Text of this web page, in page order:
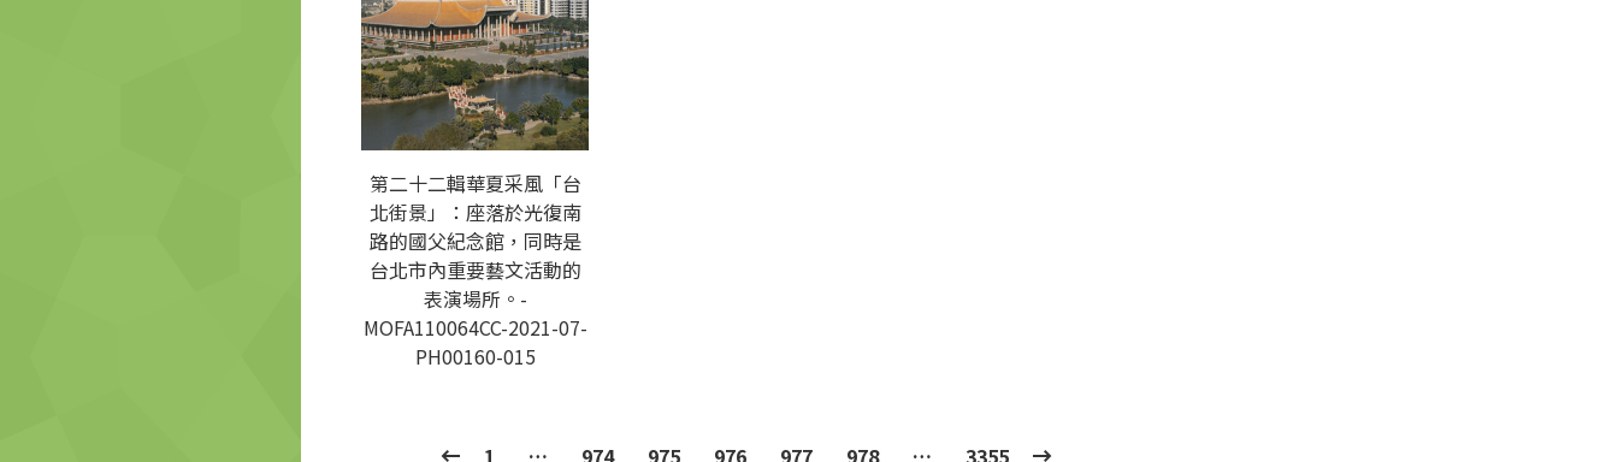
第二十二輯華夏采風「台
北街景」：座落於光復南
路的國父紀念館，同時是
台北市內重要藝文活動的
表演場所。-
MOFA110064CC-2021-07-
PH00160-015
1 … 974 975 976 977 978 … 3355